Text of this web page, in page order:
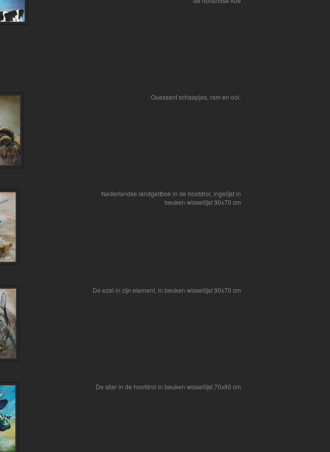
Ouessant schaapjes, ram en ooi.
Nederlandse landgeitbok in de hoofdrol, ingelijst in
beuken wissellijst 90x70 cm
De ezel in zijn element, in beuken wissellijst 90x70 cm
De stier in de hoofdrol in beuken wissellijst 70x90 cm